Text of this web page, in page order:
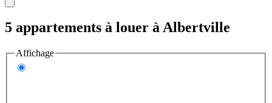
5 appartements à louer à Albertville
Affichage